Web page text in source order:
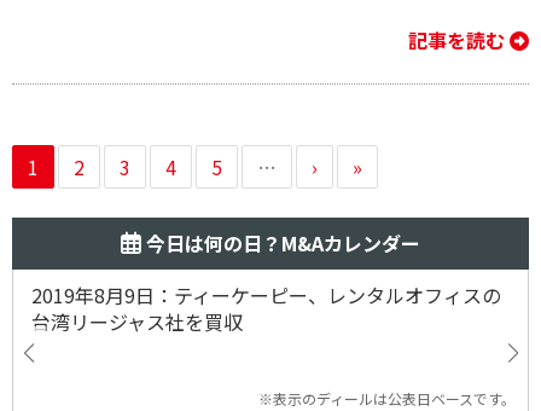
記事を読む
1 2 3 4 5 … › »
今日は何の日？M&Aカレンダー
2019年8月9日：ティーケーピー、レンタルオフィスの
台湾リージャス社を買収
※表示のディールは公表日ベースです。